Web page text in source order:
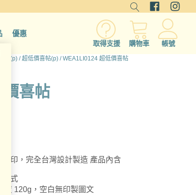
優惠
取得支援 購物車 帳號
函(p) /超低價喜帖(p) / WEA1LI0124 超低價喜帖
喜帖
印，完全台灣設計製造 產品內含
片式
度 120g，空白無印製圖文